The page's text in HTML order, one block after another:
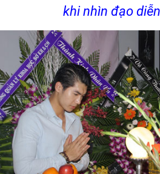
khi nhìn đạo